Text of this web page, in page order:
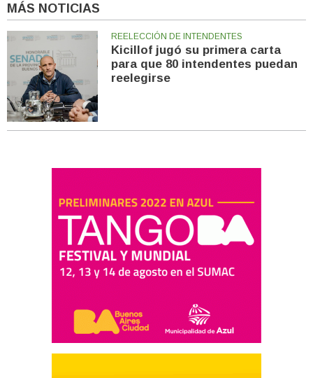
MÁS NOTICIAS
REELECCIÓN DE INTENDENTES
Kicillof jugó su primera carta
para que 80 intendentes puedan
reelegirse